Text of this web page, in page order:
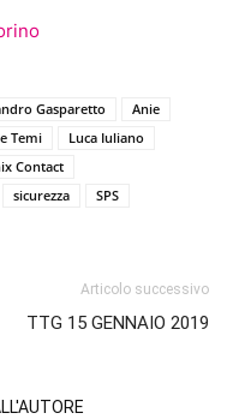
Gasparetto
Anie
Temi
Luca Iuliano
Contact
sicurezza
SPS
Articolo successivo
TTG 15 GENNAIO 2019